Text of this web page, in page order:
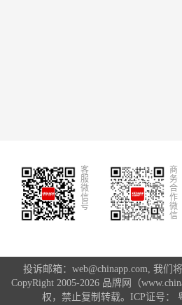
客
服
微
信
号
商
务
合
作
微
信
投诉邮箱：web@chinapp.com, 我们
CopyRight 2005-2026 品牌网（
权，禁止复制转载。ICP证号：